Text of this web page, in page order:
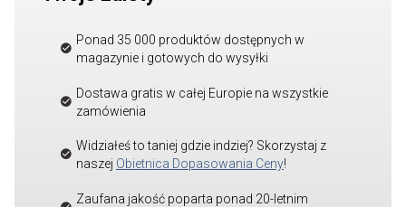
Ponad 35 000 produktów dostępnych w
magazynie i gotowych do wysyłki
Dostawa gratis w całej Europie na wszystkie
zamówienia
Widziałeś to taniej gdzie indziej? Skorzystaj z
naszej Obietnica Dopasowania Ceny!
Zaufana jakość poparta ponad 20-letnim